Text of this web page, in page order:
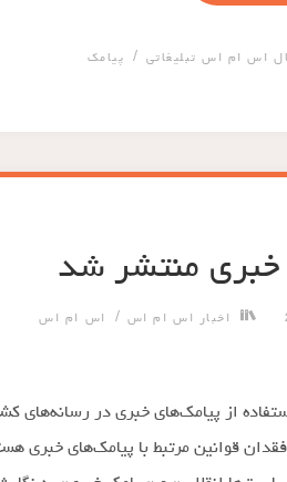
اس ام اس تبلیغاتی / پیامک
خبری منتشر شد
اخبار اس ام اس / اس ام اس
از پیامک‌های خبری در رسانه‌های
قوانین مرتبط با پیامک‌های خبری